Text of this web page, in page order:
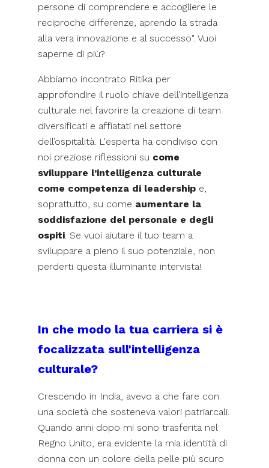
persone di comprendere e accogliere le
reciproche differenze, aprendo la strada
alla vera innovazione e al successo". Vuoi
saperne di più?
Abbiamo incontrato Ritika per
approfondire il ruolo chiave dell’intelligenza
culturale nel favorire la creazione di team
diversificati e affiatati nel settore
dell’ospitalità. L'esperta ha condiviso con
noi preziose riflessioni su come
sviluppare l’intelligenza culturale
come competenza di leadershipe,
soprattutto, su come aumentare la
soddisfazione del personale e degli
ospiti. Se vuoi aiutare il tuo team a
sviluppare a pieno il suo potenziale, non
perderti questa illuminante intervista!
In che modo la tua carriera si è
focalizzata sull'intelligenza
culturale?
Crescendo in India, avevo a che fare con
una società che sosteneva valori patriarcali.
Quando anni dopo mi sono trasferita nel
Regno Unito, era evidente la mia identità di
donna con un colore della pelle più scuro